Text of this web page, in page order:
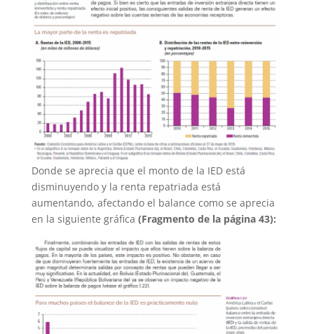
Donde se aprecia que el monto de la IED está
disminuyendo y la renta repatriada está
aumentando, afectando el balance como se aprecia
en la siguiente gráfica (Fragmento de la página 43):